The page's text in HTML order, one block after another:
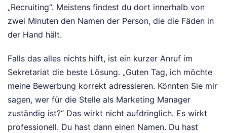
„Recruiting“. Meistens findest du dort innerhalb von
zwei Minuten den Namen der Person, die die Fäden in
der Hand hält.
Falls das alles nichts hilft, ist ein kurzer Anruf im
Sekretariat die beste Lösung. „Guten Tag, ich möchte
meine Bewerbung korrekt adressieren. Könnten Sie mir
sagen, wer für die Stelle als Marketing Manager
zuständig ist?“ Das wirkt nicht aufdringlich. Es wirkt
professionell. Du hast dann einen Namen. Du hast